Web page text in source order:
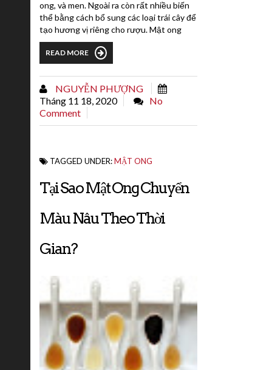
ong, và men. Ngoài ra còn rất nhiều biến
thể bằng cách bổ sung các loại trái cây để
tạo hương vị riêng cho rượu. Mật ong
(đặc biệt là fructose và glucose
monosacarit) là một sản phẩm ngọt do
ong thu được từ mật hoa. Hàm lượng
đường cao của nó là một nguồn tốt để
sản xuất rượu, carbon dioxide và cho quá
trình lên men....
READ MORE
NGUYỄN PHƯỢNG
Tháng 11 18, 2020
No
Comment
TAGGED UNDER:MẬT ONG
Tại Sao Mật Ong Chuyển
Màu Nâu Theo Thời
Gian?